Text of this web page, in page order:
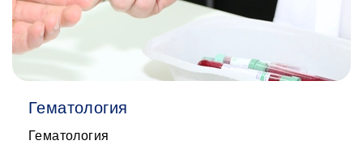
Гематология
Гематология